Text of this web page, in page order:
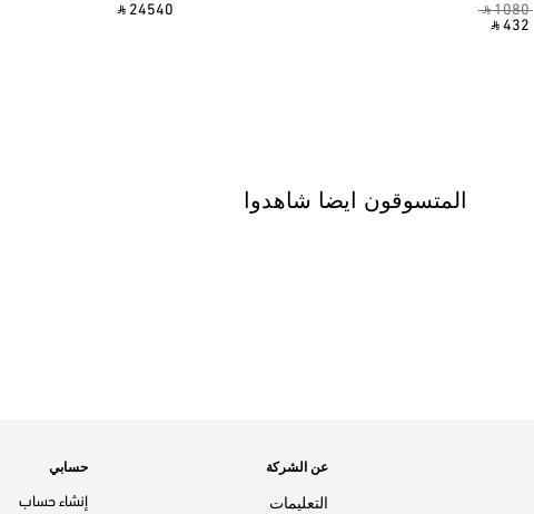
‎ ⃁ 24540 ‎
‎ ⃁ 1080 ‎
‎ ⃁ 432 ‎
المتسوقون ايضا شاهدوا
عن الشركة
التعليمات
حسابي
إنشاء حساب